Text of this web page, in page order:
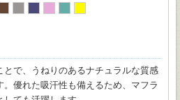
とで、うねりのあるナチュラルな質感
優れた吸汗性も備えるため、マフラ